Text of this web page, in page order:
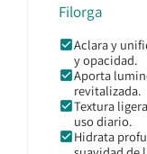
Filorga
Aclara y
y opacidad.
Aporta
revitalizada.
Textura
uso diario.
Hidrata